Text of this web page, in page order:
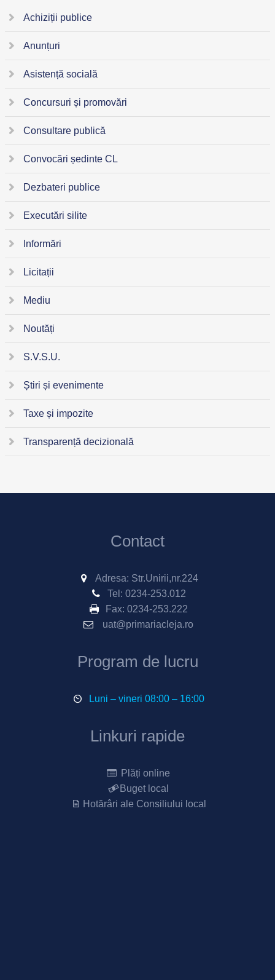
Achiziții publice
Anunțuri
Asistență socială
Concursuri și promovări
Consultare publică
Convocări ședinte CL
Dezbateri publice
Executări silite
Informări
Licitații
Mediu
Noutăți
S.V.S.U.
Știri și evenimente
Taxe și impozite
Transparență decizională
Contact
Adresa: Str.Unirii,nr.224
Tel: 0234-253.012
Fax: 0234-253.222
uat@primariacleja.ro
Program de lucru
Luni – vineri 08:00 – 16:00
Linkuri rapide
Plăți online
Buget local
Hotărâri ale Consiliului local